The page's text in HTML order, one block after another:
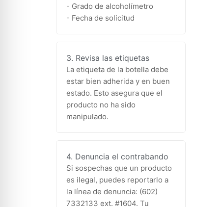
- Grado de alcoholímetro
- Fecha de solicitud
3. Revisa las etiquetas
La etiqueta de la botella debe
estar bien adherida y en buen
estado. Esto asegura que el
producto no ha sido
manipulado.
4. Denuncia el contrabando
Si sospechas que un producto
es ilegal, puedes reportarlo a
la línea de denuncia: (602)
7332133 ext. #1604. Tu